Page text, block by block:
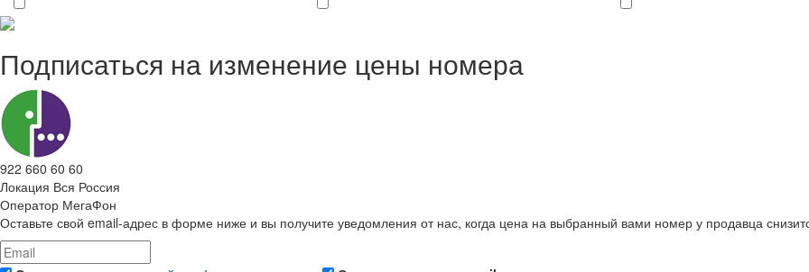
Подписаться на изменение цены номера
922 660 60 60
Локация Вся Россия
Оператор МегаФон
Оставьте свой email-адрес в форме ниже и вы получите уведомления от нас, когда цена на выбранный вами номер у продавца